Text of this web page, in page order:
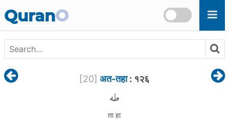
QuranO
[20] अत-तहा: १२६
طه
ता हा